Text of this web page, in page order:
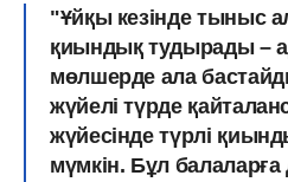
"Ұйқы кезінде тыныс
қиындық тудырады –
мөлшерде ала
жүйелі түрде
жүйесінде түрлі
мүмкін. Бұл балаларға